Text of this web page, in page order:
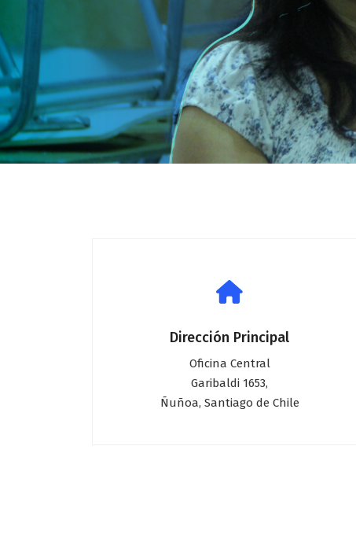
Dirección Principal
Oficina Central
Garibaldi 1653,
Ñuñoa, Santiago de Chile